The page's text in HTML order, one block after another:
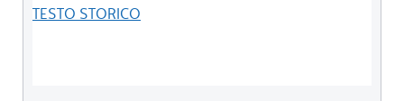
TESTO STORICO